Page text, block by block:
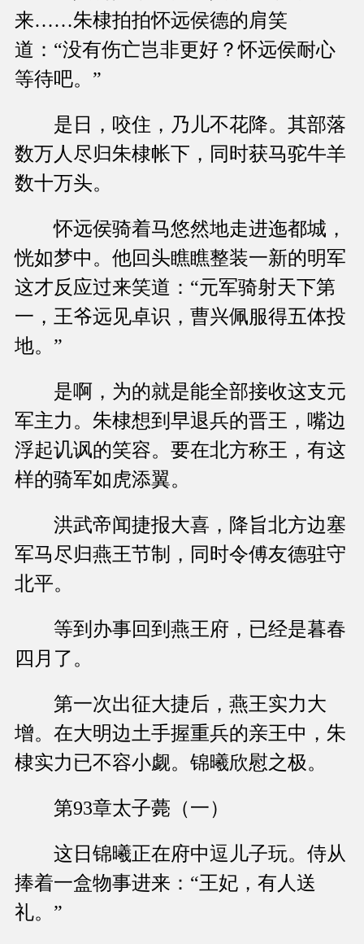
来……朱棣拍拍怀远侯德的肩笑
道：“没有伤亡岂非更好？怀远侯耐心
等待吧。”
是日，咬住，乃儿不花降。其部落
数万人尽归朱棣帐下，同时获马驼牛羊
数十万头。
怀远侯骑着马悠然地走进迤都城，
恍如梦中。他回头瞧瞧整装一新的明军
这才反应过来笑道：“元军骑射天下第
一，王爷远见卓识，曹兴佩服得五体投
地。”
是啊，为的就是能全部接收这支元
军主力。朱棣想到早退兵的晋王，嘴边
浮起讥讽的笑容。要在北方称王，有这
样的骑军如虎添翼。
洪武帝闻捷报大喜，降旨北方边塞
军马尽归燕王节制，同时令傅友德驻守
北平。
等到办事回到燕王府，已经是暮春
四月了。
第一次出征大捷后，燕王实力大
增。在大明边土手握重兵的亲王中，朱
棣实力已不容小觑。锦曦欣慰之极。
第93章太子薨（一）
这日锦曦正在府中逗儿子玩。侍从
捧着一盒物事进来：“王妃，有人送
礼。”